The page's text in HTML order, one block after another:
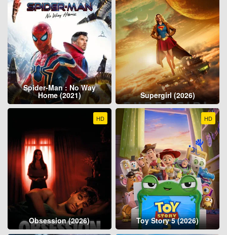
Spider-Man : No Way
Home (2021) Supergirl (2026)
HD
Obsession (2026)
HD
Toy Story 5 (2026)